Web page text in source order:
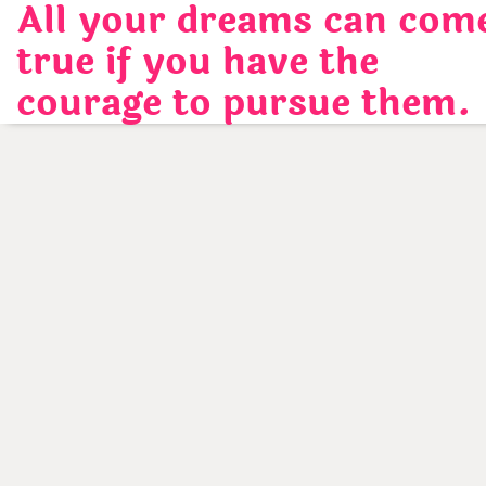
Skip
content
All your dreams can
true if you have the
courage to pursue them.